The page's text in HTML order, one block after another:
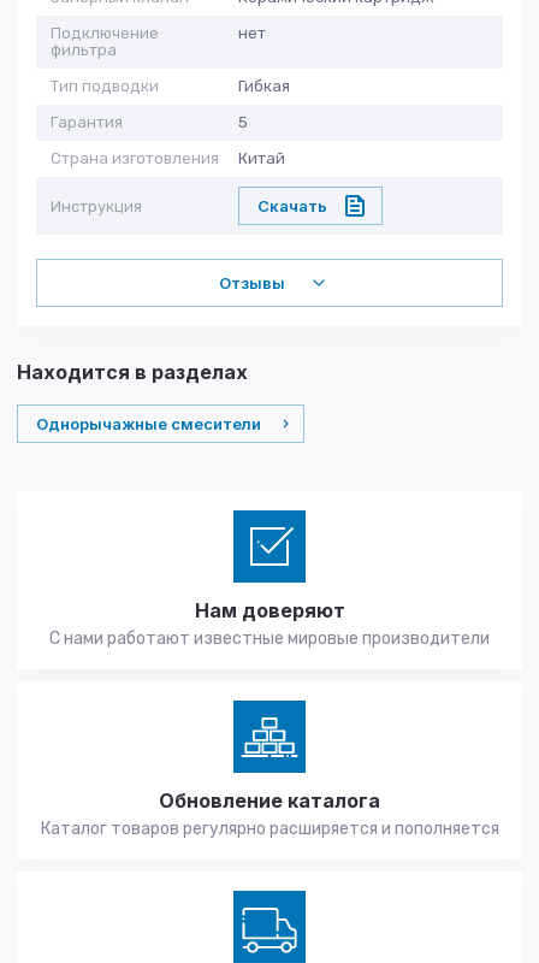
Подключение
фильтра
нет
Тип подводки
Гибкая
Гарантия
5
Страна изготовления
Китай
Инструкция Скачать
Отзывы
Находится в разделах
Однорычажные смесители
Нам доверяют
С нами работают известные мировые производители
Обновление каталога
Каталог товаров регулярно расширяется и пополняется